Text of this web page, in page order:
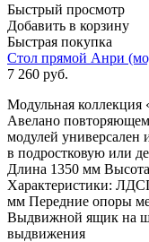
Быстрый просмотр
Добавить в корзину
Быстрая покупка
Стол прямой Анри
7 260 руб.
Модульная коллекция
Авелано
модулей универсален
в подростковую или
Длина 1350 мм
Характеристики:
мм Передние опоры
Выдвижной ящик на
выдвижения